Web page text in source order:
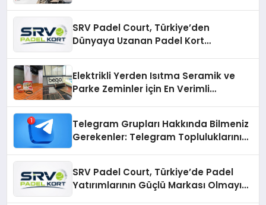
SRV Padel Court, Türkiye’den
Dünyaya Uzanan Padel Kort
Elektrikli Yerden Isıtma Seramik ve
Parke Zeminler İçin En Verimli
Telegram Grupları Hakkında Bilmeniz
Gerekenler: Telegram Topluluklarını
SRV Padel Court, Türkiye’de Padel
Yatırımlarının Güçlü Markası Olmayı